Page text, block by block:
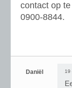
contact op
0900-8844.
Daniël 19